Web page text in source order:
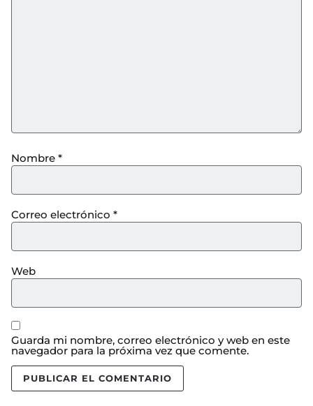
Nombre *
Correo electrónico *
Web
Guarda mi nombre, correo electrónico y web en este
navegador para la próxima vez que comente.